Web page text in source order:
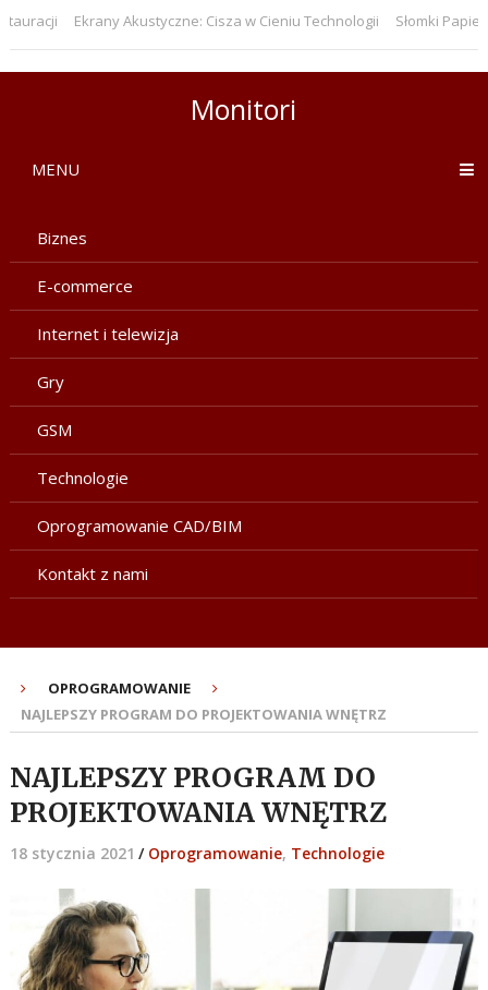
Ekrany Akustyczne: Cisza w Cieniu Technologii Słomki
Monitori
MENU
Biznes
E-commerce
Internet i telewizja
Gry
GSM
Technologie
Oprogramowanie CAD/BIM
Kontakt z nami
OPROGRAMOWANIE
NAJLEPSZY PROGRAM DO PROJEKTOWANIA WNĘTRZ
NAJLEPSZY PROGRAM DO
PROJEKTOWANIA WNĘTRZ
18 stycznia 2021 / Oprogramowanie, Technologie